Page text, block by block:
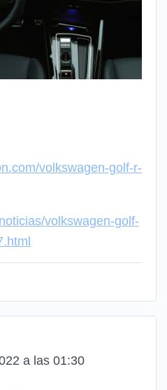
volkswagen-golf-r-
volkswagen-golf-
a las 01:30